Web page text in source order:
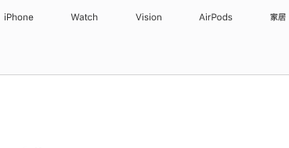
iPhone Watch Vision AirPods 家居